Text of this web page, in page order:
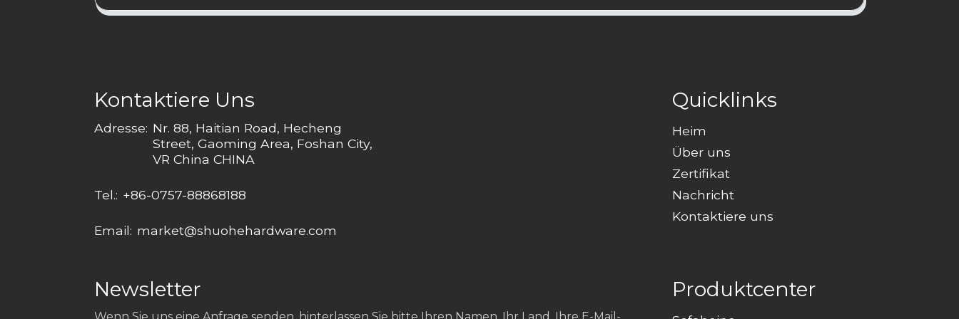
Kontaktiere Uns
Adresse: Nr. 88, Haitian Road, Hecheng
Street, Gaoming Area, Foshan City,
VR China CHINA
Tel.: +86-0757-88868188
Email: market@shuohehardware.com
Quicklinks
Heim
Über uns
Zertifikat
Nachricht
Kontaktiere uns
Newsletter Produktcenter